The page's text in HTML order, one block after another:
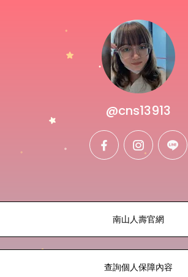
@cns13913
facebookinstagram
line
南山人壽官網
查詢個人保障內容